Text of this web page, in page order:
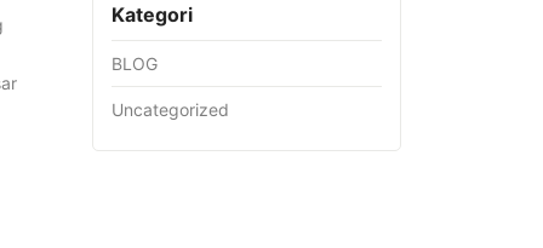
Kategori
BLOG
Uncategorized